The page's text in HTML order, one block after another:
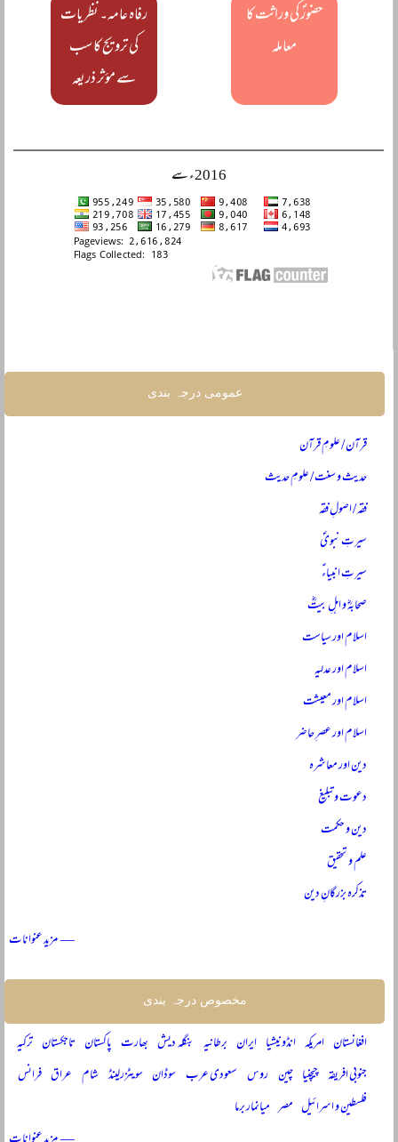
حضورؐ کی وراثت کا
معاملہ
رفاہ عامہ۔ نظریات
کی ترویج کا سب
سے مؤثر ذریعہ
2016ء سے
عمومی درجہ بندی
قرآن / علومِ قرآن
حدیث و سنت / علومِ حدیث
فقہ / اصولِ فقہ
سیرتِ نبویؐ
سیرتِ انبیاءؑ
صحابہؓ و اہلِ بیتؓ
اسلام اور سیاست
اسلام اور عدلیہ
اسلام اور معیشت
اسلام اور عصرِ حاضر
دین اور معاشرہ
دعوت و تبلیغ
دین و حکمت
علم و تحقیق
تذکرہ بزرگانِ دین
— مزید عنوانات
مخصوص درجہ بندی
افغانستان امریکہ انڈونیشیا ایران برطانیہ بنگلہ دیش بھارت پاکستان تاجکستان ترکیہ
جنوبی افریقہ چیچنیا چین روس سعودی عرب سوڈان سویٹزرلینڈ شام عراق فرانس
فلسطین و اسرائیل مصر میانمار برما